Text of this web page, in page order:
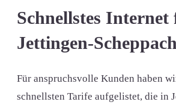
Schnellstes Internet
Jettingen-Scheppach
Für anspruchsvolle Kunden haben
schnellsten Tarife aufgelistet, die in